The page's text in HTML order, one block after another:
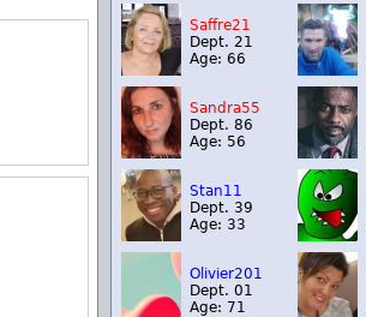
Saffre21
Dept. 21
Age: 66
Sandra55
Dept. 86
Age: 56
Stan11
Dept. 39
Age: 33
Olivier201
Dept. 01
Age: 71